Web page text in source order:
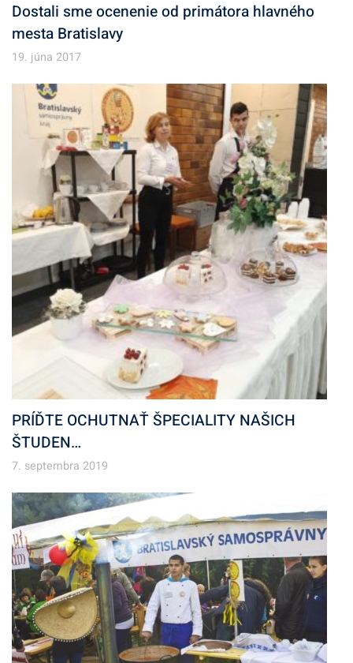
Dostali sme ocenenie od primátora hlavného
mesta Bratislavy
19. júna 2017
PRÍĎTE OCHUTNAŤ ŠPECIALITY NAŠICH
ŠTUDEN…
7. septembra 2019